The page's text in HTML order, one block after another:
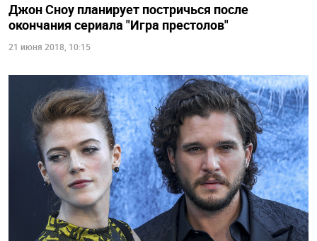
Джон Сноу планирует постричься после
окончания сериала "Игра престолов"
21 июня 2018, 10:15